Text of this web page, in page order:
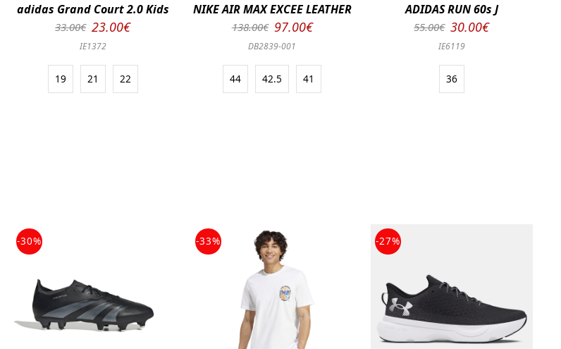
adidas Grand Court 2.0 Kids
33.00€ 23.00€
IE1372
19 21 22
NIKE AIR MAX EXCEE LEATHER
138.00€ 97.00€
DB2839-001
44 42.5 41
ADIDAS RUN 60s J
55.00€ 30.00€
IE6119
36
-30% -33% -27%